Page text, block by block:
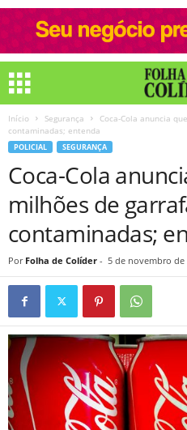
Início Segurança
Coca-Cola anuncia
contaminadas; entenda
POLICIAL SEGURANÇA
Coca-Cola
milhões de
contaminadas;
Por Folha de Colíder - 5 de novembro de